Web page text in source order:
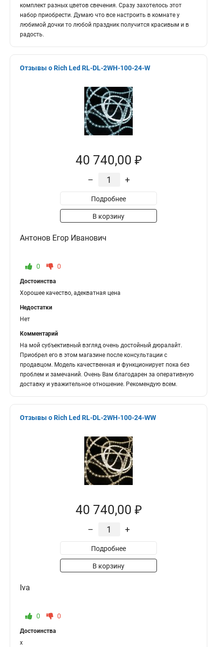
комплект разных цветов свечения. Сразу захотелось этот
набор приобрести. Думаю что все настроить в комнате у
любимой дочки то любой праздник получится красивым и в
радость.
Отзывы о Rich Led RL-DL-2WH-100-24-W
40 740,00 ₽
– +
Подробнее
В корзину
Антонов Егор Иванович
0 0
Достоинства
Хорошее качество, адекватная цена
Недостатки
Нет
Комментарий
На мой субъективный взгляд очень достойный дюралайт.
Приобрел его в этом магазине после консультации с
продавцом. Модель качественная и функционирует пока без
проблем и замечаний. Очень Вам благодарен за оперативную
доставку и уважительное отношение. Рекомендую всем.
Отзывы о Rich Led RL-DL-2WH-100-24-WW
40 740,00 ₽
– +
Подробнее
В корзину
Iva
0 0
Достоинства
x